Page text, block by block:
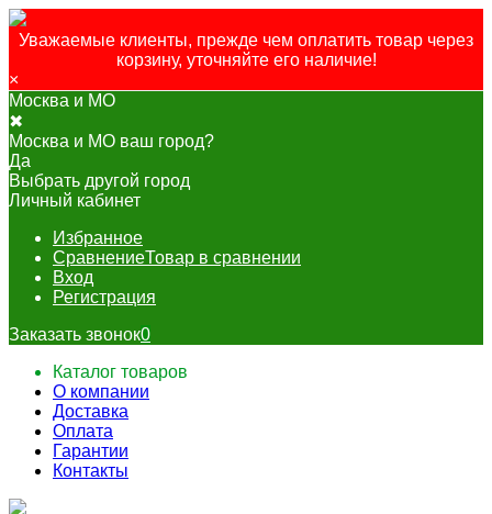
Уважаемые клиенты, прежде чем оплатить товар через
корзину, уточняйте его наличие!
×
Москва и МО
✖
Москва и МО ваш город?
Да
Выбрать другой город
Личный кабинет
Избранное
СравнениеТовар в сравнении
Вход
Регистрация
Заказать звонок0
Каталог товаров
О компании
Доставка
Оплата
Гарантии
Контакты